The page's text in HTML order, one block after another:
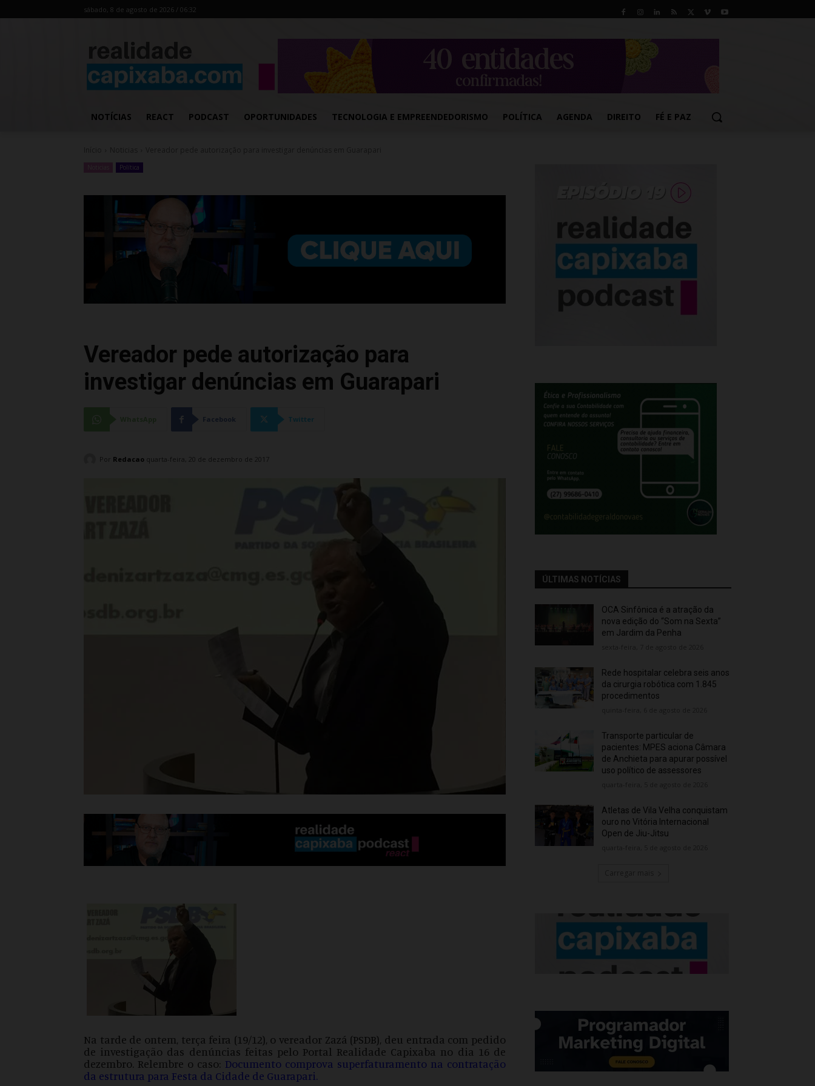
sábado, 8 de agosto de 2026 / 06:32
NOTÍCIAS REACT PODCAST OPORTUNIDADES TECNOLOGIA E EMPREENDEDORISMO POLÍTICA AGENDA DIREITO FÉ E PAZ
Política
Vereador pede autorização para
investigar denúncias em Guarapari
Facebook Twitter
Por Redacao quarta-feira, 20 de dezembro de 2017
Na tarde de ontem, terça feira (19/12), o vereador Zazá (PSDB), deu entrada com pedido
de investigação das denúncias feitas pelo Portal Realidade Capixaba no dia 16 de
dezembro. Relembre o caso: Documento comprova superfaturamento na contratação
da estrutura para Festa da Cidade de Guarapari.
ÚLTIMAS NOTÍCIAS
OCA Sinfônica é a atração da
nova edição do “Som na Sexta”
em Jardim da Penha
Rede hospitalar celebra seis anos
da cirurgia robótica com 1.845
procedimentos
Transporte particular de
pacientes: MPES aciona Câmara
de Anchieta para apurar possível
uso político de assessores
Atletas de Vila Velha conquistam
ouro no Vitória Internacional
Open de Jiu-Jitsu